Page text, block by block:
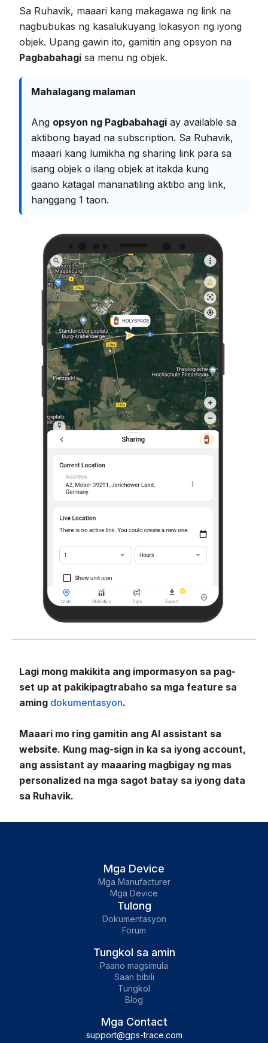
Sa Ruhavik, maaari kang makagawa ng link na
nagbubukas ng kasalukuyang lokasyon ng iyong
objek. Upang gawin ito, gamitin ang opsyon na
Pagbabahagi sa menu ng objek.
Mahalagang malaman
Ang opsyon ng Pagbabahagi ay available sa
aktibong bayad na subscription. Sa Ruhavik,
maaari kang lumikha ng sharing link para sa
isang objek o ilang objek at itakda kung
gaano katagal mananatiling aktibo ang link,
hanggang 1 taon.
Lagi mong makikita ang impormasyon sa pag-
set up at pakikipagtrabaho sa mga feature sa
aming dokumentasyon.
Maaari mo ring gamitin ang AI assistant sa
website. Kung mag-sign in ka sa iyong account,
ang assistant ay maaaring magbigay ng mas
personalized na mga sagot batay sa iyong data
sa Ruhavik.
Mga Device
Mga Manufacturer
Mga Device
Tulong
Dokumentasyon
Forum
Tungkol sa amin
Paano magsimula
Saan bibili
Tungkol
Blog
Mga Contact
support@gps-trace.com